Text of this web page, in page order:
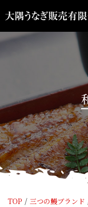
TOP 三つの鰻ブランド